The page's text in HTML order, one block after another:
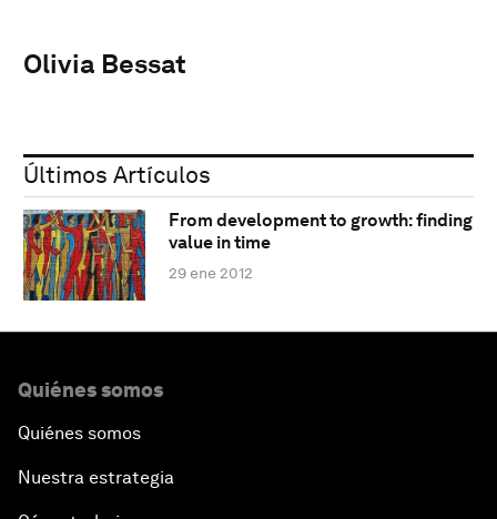
Olivia Bessat
Últimos Artículos
From development to growth: finding
value in time
29 ene 2012
Quiénes somos
Quiénes somos
Nuestra estrategia